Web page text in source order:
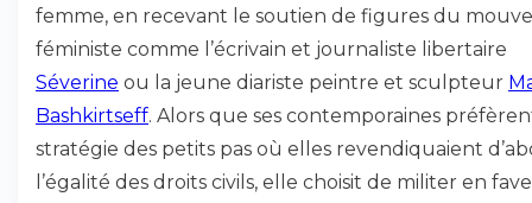
femme, en recevant le soutien de figures du
féministe comme l’écrivain et journaliste libertaire
Séverine ou la jeune diariste peintre et sculpteur
Bashkirtseff. Alors que ses contemporaines
stratégie des petits pas où elles revendiquaient
l’égalité des droits civils, elle choisit de militer en